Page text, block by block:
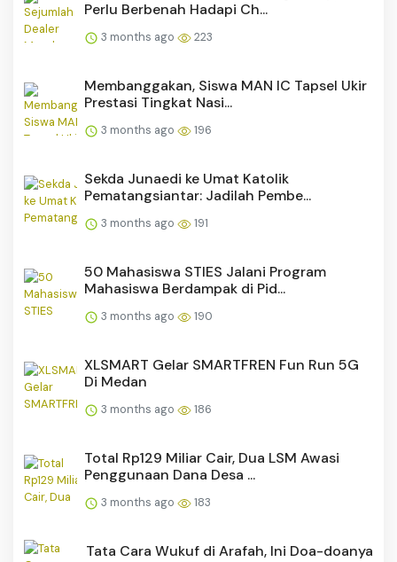
Perlu Berbenah Hadapi Ch...
3 months ago 223
Membanggakan, Siswa MAN IC Tapsel Ukir
Prestasi Tingkat Nasi...
3 months ago 196
Sekda Junaedi ke Umat Katolik
Pematangsiantar: Jadilah Pembe...
3 months ago 191
50 Mahasiswa STIES Jalani Program
Mahasiswa Berdampak di Pid...
3 months ago 190
XLSMART Gelar SMARTFREN Fun Run 5G
Di Medan
3 months ago 186
Total Rp129 Miliar Cair, Dua LSM Awasi
Penggunaan Dana Desa ...
3 months ago 183
Tata Cara Wukuf di Arafah, Ini Doa-doanya